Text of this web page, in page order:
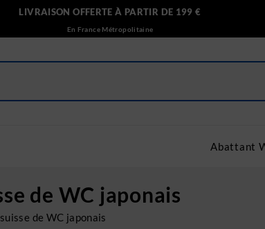
LIVRAISON OFFERTE À PARTIR DE 199 €
En France Métropolitaine
Abattant
de WC japonais
de WC japonais